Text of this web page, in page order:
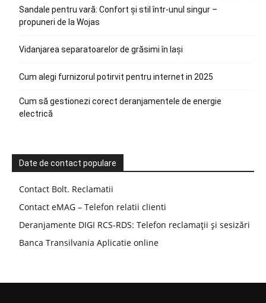
Sandale pentru vară: Confort și stil într-unul singur –
propuneri de la Wojas
Vidanjarea separatoarelor de grăsimi în Iași
Cum alegi furnizorul potirvit pentru internet in 2025
Cum să gestionezi corect deranjamentele de energie
electrică
Date de contact populare
Contact Bolt. Reclamatii
Contact eMAG – Telefon relatii clienti
Deranjamente DIGI RCS-RDS: Telefon reclamații și sesizări
Banca Transilvania Aplicatie online